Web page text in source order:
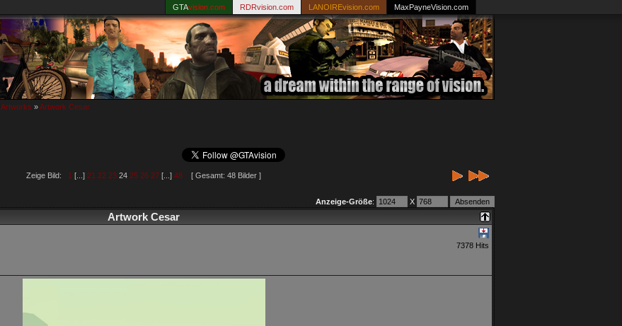
GTAvision.com RDRvision.com LANOIREvision.com MaxPayneVision.com
Artworks »Artwork Cesar
Zeige Bild: 1 [...] 21 22 23 24 25 26 27 [...] 48 [ Gesamt: 48 Bilder ]
Anzeige-Größe: X
Artwork Cesar
7378 Hits